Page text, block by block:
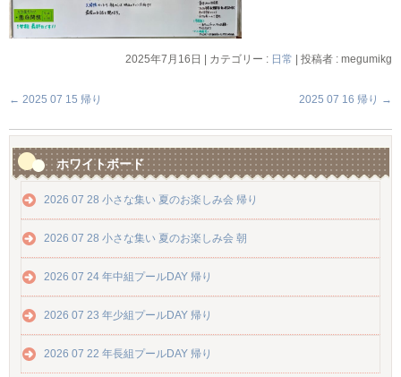
2025年7月16日 カテゴリー : 日常 投稿者 : megumikg
← 2025 07 15 帰り 2025 07 16 帰り →
ホワイトボード
2026 07 28 小さな集い 夏のお楽しみ会 帰り
2026 07 28 小さな集い 夏のお楽しみ会 朝
2026 07 24 年中組プールDAY 帰り
2026 07 23 年少組プールDAY 帰り
2026 07 22 年長組プールDAY 帰り